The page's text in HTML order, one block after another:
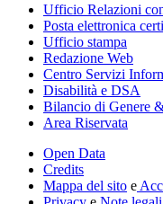
Ufficio Relazioni
Posta elettronica
Ufficio stampa
Redazione Web
Centro Servizi
Disabilità e DSA
Bilancio di Genere
Area Riservata
Open Data
Credits
Mappa del sito e